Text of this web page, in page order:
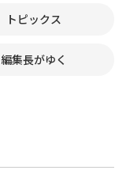
トピックス
編集長がゆく